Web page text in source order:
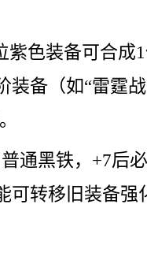
紫色装备可合成
装备（如“雷霆
通黑铁，+7后
可转移旧装备强